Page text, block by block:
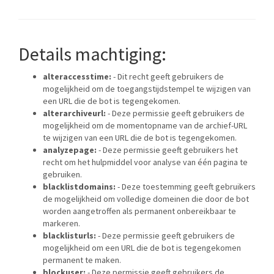
Details machtiging:
alteraccesstime: - Dit recht geeft gebruikers de
mogelijkheid om de toegangstijdstempel te wijzigen van
een URL die de bot is tegengekomen.
alterarchiveurl: - Deze permissie geeft gebruikers de
mogelijkheid om de momentopname van de archief-URL
te wijzigen van een URL die de bot is tegengekomen.
analyzepage: - Deze permissie geeft gebruikers het
recht om het hulpmiddel voor analyse van één pagina te
gebruiken.
blacklistdomains: - Deze toestemming geeft gebruikers
de mogelijkheid om volledige domeinen die door de bot
worden aangetroffen als permanent onbereikbaar te
markeren.
blacklisturls: - Deze permissie geeft gebruikers de
mogelijkheid om een URL die de bot is tegengekomen
permanent te maken.